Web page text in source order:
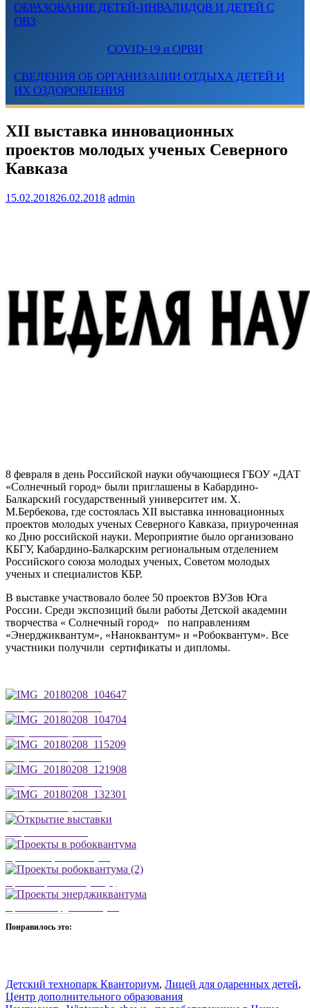
ОБРАЗОВАНИЕ ДЕТЕЙ-ИНВАЛИДОВ И ДЕТЕЙ С
ОВЗ
COVID-19 и ОРВИ
СВЕДЕНИЯ ОБ ОРГАНИЗАЦИИ ОТДЫХА ДЕТЕЙ И
ИХ ОЗДОРОВЛЕНИЯ
XII выставка инновационных
проектов молодых ученых Северного
Кавказа
15.02.201826.02.2018 admin
8 февраля в день Российской науки обучающиеся ГБОУ «ДАТ
«Солнечный город» были приглашены в Кабардино-
Балкарский государственный университет им. Х.
М.Бербекова, где состоялась XII выставка инновационных
проектов молодых ученых Северного Кавказа, приуроченная
ко Дню российской науки. Мероприятие было организовано
КБГУ, Кабардино-Балкарским региональным отделением
Российского союза молодых ученых, Советом молодых
ученых и специалистов КБР.
В выставке участвовало более 50 проектов ВУЗов Юга
России. Среди экспозиций были работы Детской академии
творчества « Солнечный город» по направлениям
«Энерджиквантум», «Наноквантум» и «Робоквантум». Все
участники получили сертификаты и дипломы.
Понравилось это:
Детский технопарк Кванториум, Лицей для одаренных детей,
Центр дополнительного образования